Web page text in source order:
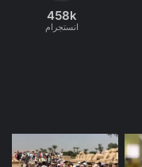
458k
انستجرام